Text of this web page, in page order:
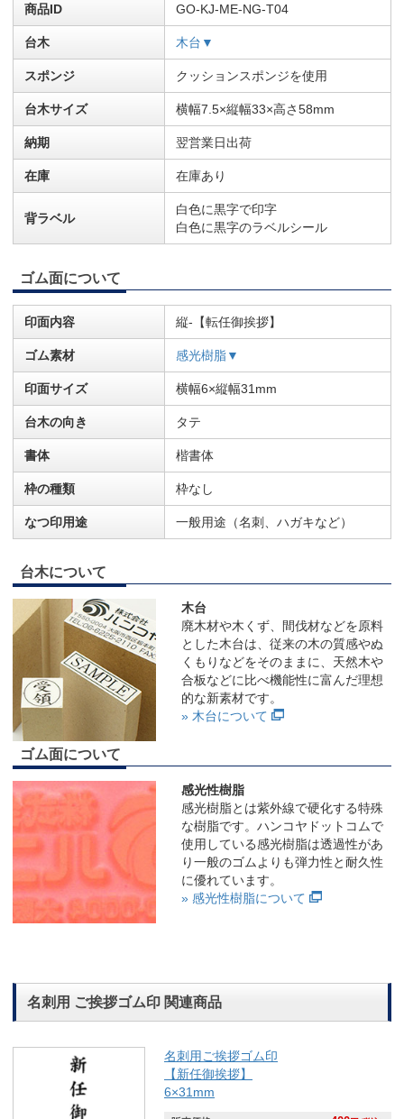
商品ID GO-KJ-ME-NG-T04
台木 木台▼
スポンジ クッションスポンジを使用
台木サイズ 横幅7.5×縦幅33×高さ58mm
納期 翌営業日出荷
在庫 在庫あり
背ラベル
白色に黒字で印字
白色に黒字のラベルシール
ゴム面について
印面内容 縦-【転任御挨拶】
ゴム素材 感光樹脂▼
印面サイズ 横幅6×縦幅31mm
台木の向き タテ
書体 楷書体
枠の種類 枠なし
なつ印用途 一般用途（名刺、ハガキなど）
台木について
木台
廃木材や木くず、間伐材などを原料
とした木台は、従来の木の質感やぬ
くもりなどをそのままに、天然木や
合板などに比べ機能性に富んだ理想
的な新素材です。
» 木台について
ゴム面について
感光性樹脂
感光樹脂とは紫外線で硬化する特殊
な樹脂です。ハンコヤドットコムで
使用している感光樹脂は透過性があ
り一般のゴムよりも弾力性と耐久性
に優れています。
» 感光性樹脂について
名刺用 ご挨拶ゴム印 関連商品
名刺用ご挨拶ゴム印
【新任御挨拶】
6×31mm